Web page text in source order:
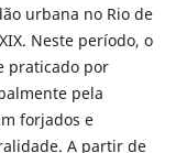
urbana no Rio de
Neste período, o
praticado por
pela
forjados e
A partir de